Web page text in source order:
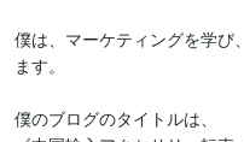
僕は、マーケティングを学び
ます。
僕のブログのタイトルは、